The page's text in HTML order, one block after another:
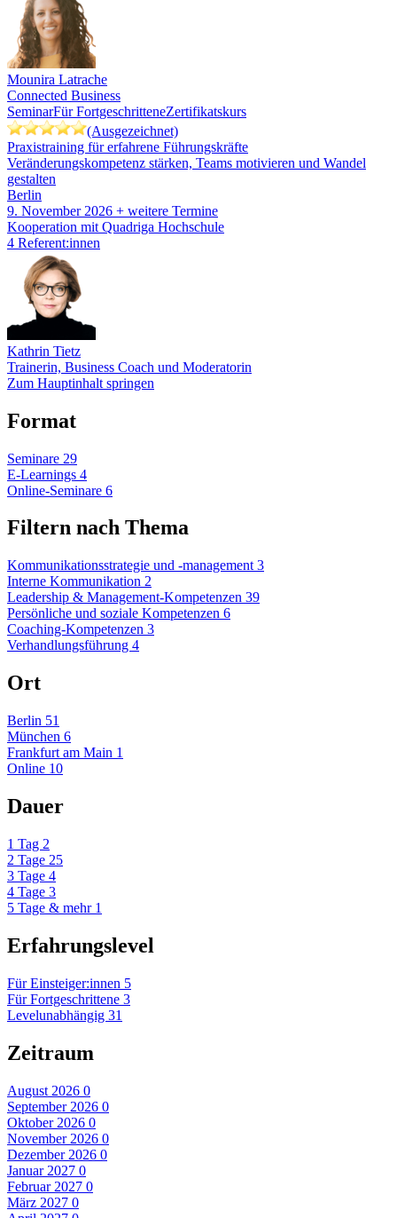
Mounira Latrache
Connected Business
SeminarFür FortgeschritteneZertifikatskurs
(Ausgezeichnet)
Praxistraining für erfahrene Führungskräfte
Veränderungskompetenz stärken, Teams motivieren und Wandel
gestalten
Berlin
9. November 2026 + weitere Termine
Kooperation mit Quadriga Hochschule
4 Referent:innen
Kathrin Tietz
Trainerin, Business Coach und Moderatorin
Zum Hauptinhalt springen
Format
Seminare 29
E-Learnings 4
Online-Seminare 6
Filtern nach Thema
Kommunikationsstrategie und -management 3
Interne Kommunikation 2
Leadership & Management-Kompetenzen 39
Persönliche und soziale Kompetenzen 6
Coaching-Kompetenzen 3
Verhandlungsführung 4
Ort
Berlin 51
München 6
Frankfurt am Main 1
Online 10
Dauer
1 Tag 2
2 Tage 25
3 Tage 4
4 Tage 3
5 Tage & mehr 1
Erfahrungslevel
Für Einsteiger:innen 5
Für Fortgeschrittene 3
Levelunabhängig 31
Zeitraum
August 2026 0
September 2026 0
Oktober 2026 0
November 2026 0
Dezember 2026 0
Januar 2027 0
Februar 2027 0
März 2027 0